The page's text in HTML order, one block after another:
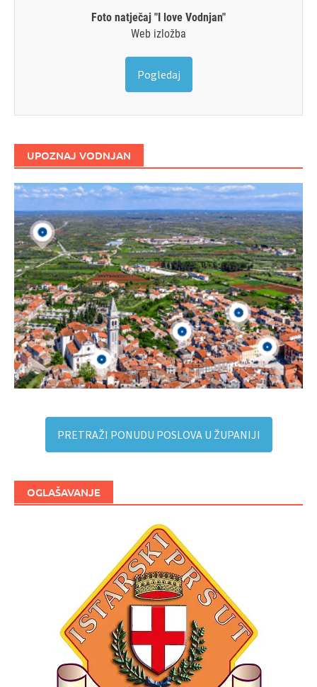
Foto natječaj "I love Vodnjan"
Web izložba
Pogledaj
UPOZNAJ VODNJAN
PRETRAŽI PONUDU POSLOVA U ŽUPANIJI
OGLAŠAVANJE